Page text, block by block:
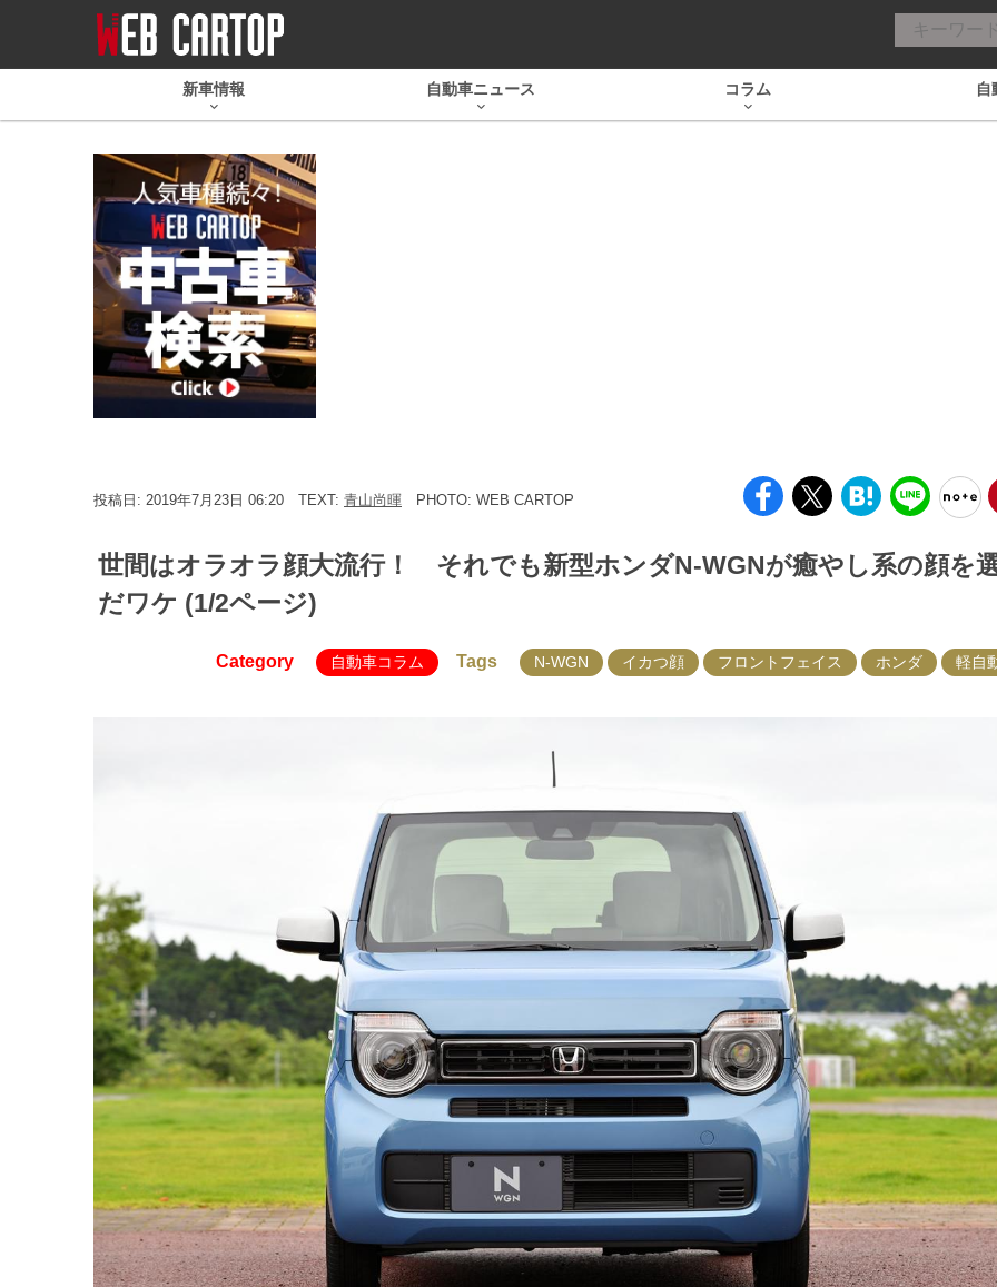
新車情報 自動車ニュース コラム 自
投稿日: 2019年7月23日 06:20 TEXT: 青山尚暉 PHOTO: WEB CARTOP
世間はオラオラ顔大流行！ それでも新型ホンダN-WGNが癒やし系の顔を
だワケ (1/2ページ)
Category 自動車コラム Tags N-WGN イカつ顔 フロントフェイス ホンダ 軽自